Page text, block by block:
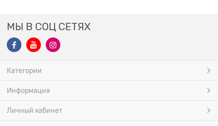
МЫ В СОЦ СЕТЯХ
Категории
Информация
Личный кабинет